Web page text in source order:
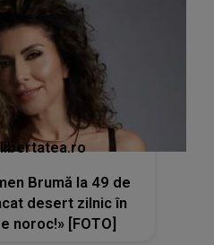
Brumă la 49 de
desert zilnic în
noroc!» [FOTO]